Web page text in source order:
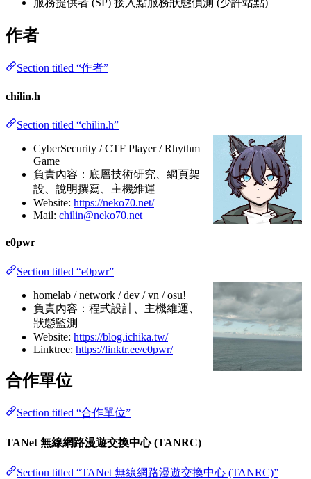
作者
Section titled “作者”
chilin.h
Section titled “chilin.h”
CyberSecurity / CTF Player / Rhythm
Game
負責內容：底層技術研究、網頁架
設、說明撰寫、主機維運
Website: https://neko70.net/
Mail: chilin@neko70.net
e0pwr
Section titled “e0pwr”
homelab / network / dev / vn / osu!
負責內容：程式設計、主機維運、
狀態監測
Website: https://blog.ichika.tw/
Linktree: https://linktr.ee/e0pwr/
合作單位
Section titled “合作單位”
TANet 無線網路漫遊交換中心 (TANRC)
Section titled “TANet 無線網路漫遊交換中心 (TANRC)”